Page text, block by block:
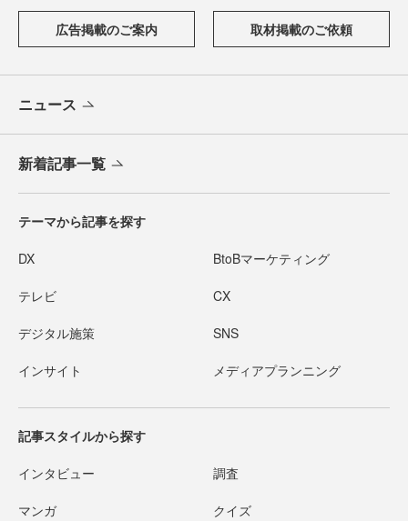
広告掲載のご案内 取材掲載のご依頼
ニュース
新着記事一覧
テーマから記事を探す
DX BtoBマーケティング
テレビ CX
デジタル施策 SNS
インサイト メディアプランニング
記事スタイルから探す
インタビュー 調査
マンガ クイズ